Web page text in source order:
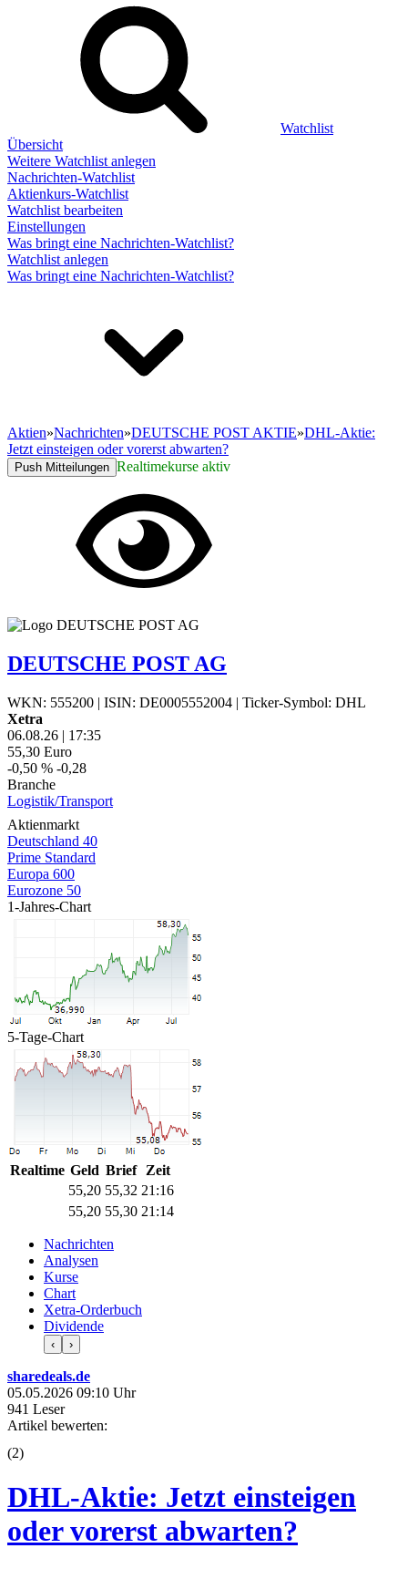
Watchlist
Übersicht
Weitere Watchlist anlegen
Nachrichten-Watchlist
Aktienkurs-Watchlist
Watchlist bearbeiten
Einstellungen
Was bringt eine Nachrichten-Watchlist?
Watchlist anlegen
Was bringt eine Nachrichten-Watchlist?
Aktien»Nachrichten»DEUTSCHE POST AKTIE»DHL-Aktie:
Jetzt einsteigen oder vorerst abwarten?
Push Mitteilungen Realtimekurse aktiv
DEUTSCHE POST AG
WKN: 555200 | ISIN: DE0005552004 | Ticker-Symbol: DHL
Xetra
06.08.26 | 17:35
55,30 Euro
-0,50 % -0,28
Branche
Logistik/Transport
Aktienmarkt
Deutschland 40
Prime Standard
Europa 600
Eurozone 50
1-Jahres-Chart
5-Tage-Chart
Realtime Geld Brief
Zeit
55,20 55,32 21:16
55,20 55,30 21:14
Nachrichten
Analysen
Kurse
Chart
Xetra-Orderbuch
Dividende
‹ ›
sharedeals.de
05.05.2026 09:10 Uhr
941 Leser
Artikel bewerten:
(2)
DHL-Aktie: Jetzt einsteigen
oder vorerst abwarten?